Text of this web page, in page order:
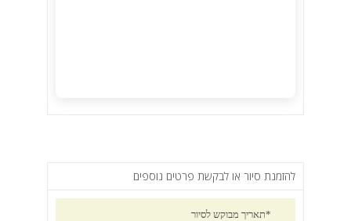
להזמנת סיור או לבקשת פרטים נוספים
תאריך מבוקש לסיור*